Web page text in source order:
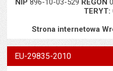
NIP 896-10-03-529 REGON
TERYT:
Strona internetowa
EU-29835-2010